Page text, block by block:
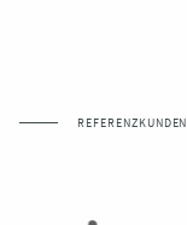
REFERENZKUNDEN